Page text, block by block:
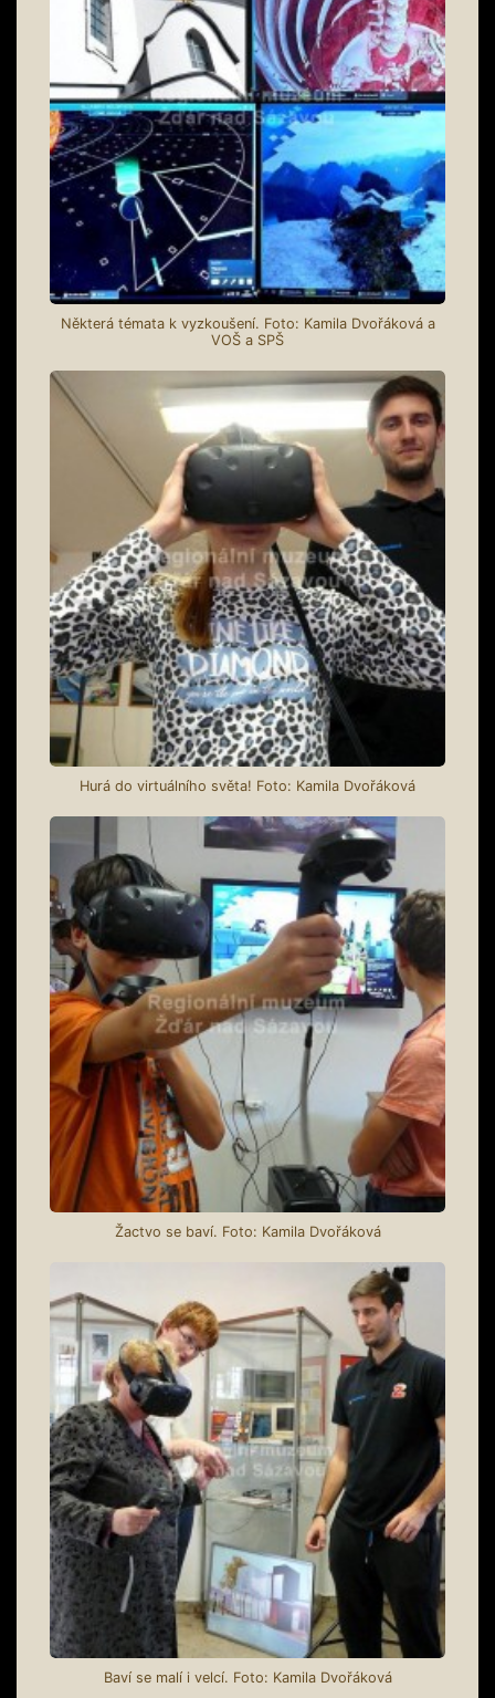
Některá témata k vyzkoušení. Foto: Kamila Dvořáková a
VOŠ a SPŠ
Hurá do virtuálního světa! Foto: Kamila Dvořáková
Žactvo se baví. Foto: Kamila Dvořáková
Baví se malí i velcí. Foto: Kamila Dvořáková